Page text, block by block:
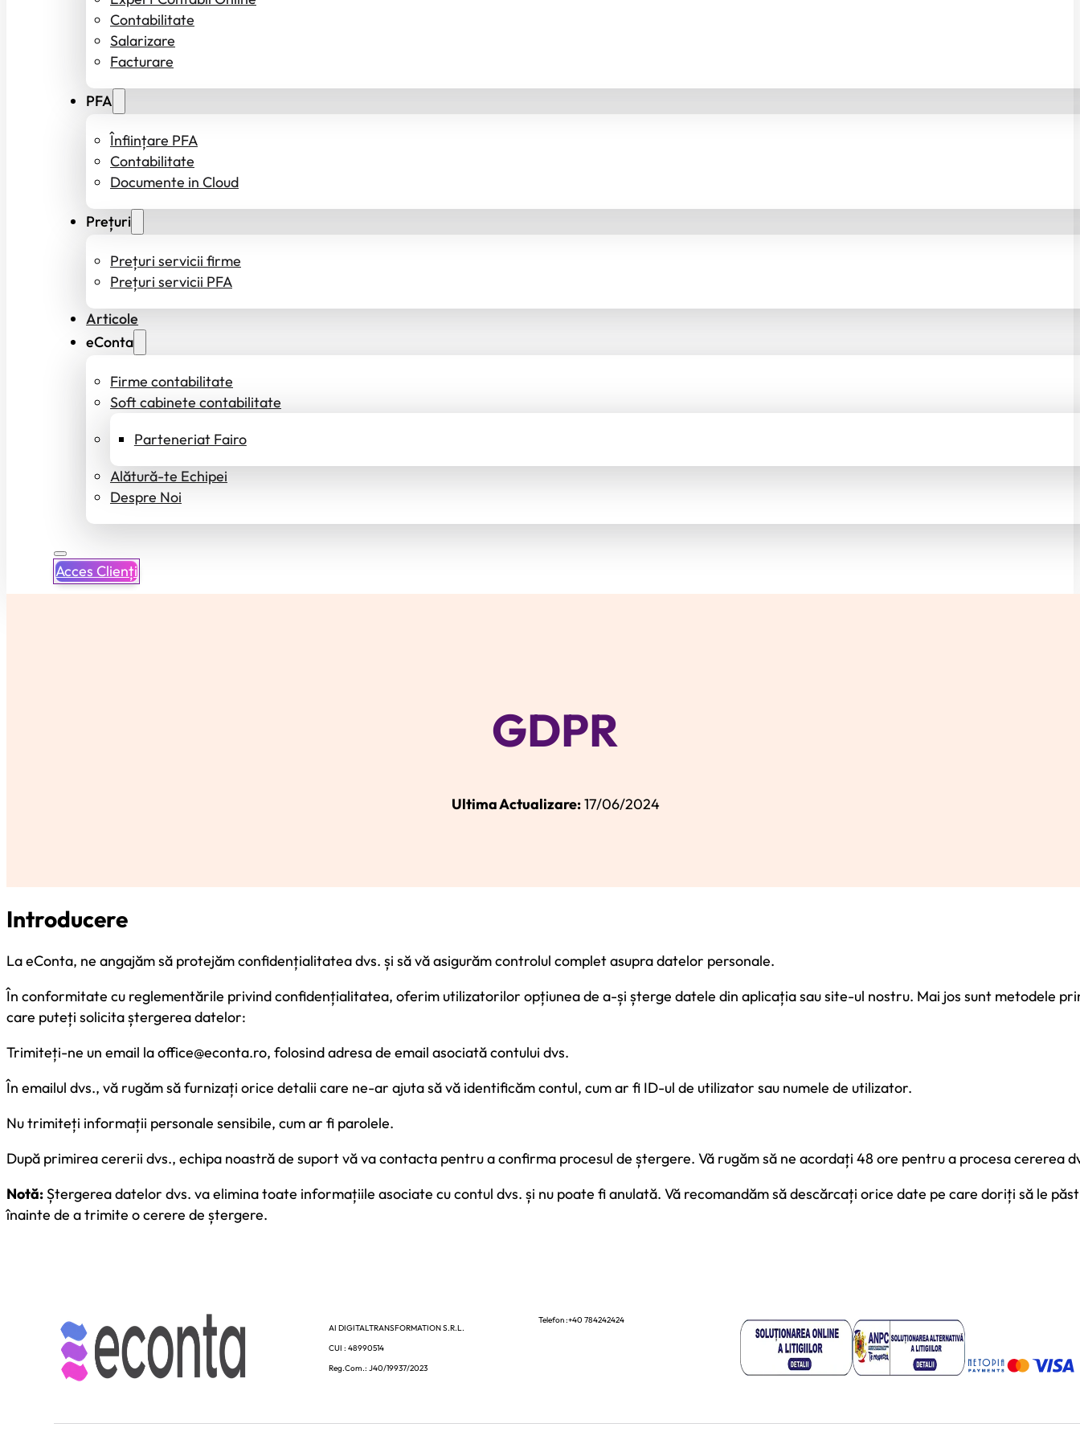
Contabilitate
Salarizare
Facturare
PFA
Înființare PFA
Contabilitate
Documente in Cloud
Prețuri
Prețuri servicii firme
Prețuri servicii PFA
Articole
eConta
Firme contabilitate
Soft cabinete contabilitate
Parteneriat Fairo
Alătură-te Echipei
Despre Noi
Acces Clienți
GDPR
Ultima Actualizare:17/06/2024
Introducere
La eConta, ne angajăm să protejăm confidențialitatea dvs. și să vă asigurăm controlul complet asupra datelor personale.
În conformitate cu reglementările privind confidențialitatea, oferim utilizatorilor opțiunea de a-și șterge datele din aplicația sau site-ul nostru. Mai jos sunt metodele
care puteți solicita ștergerea datelor:
Trimiteți-ne un email la office@econta.ro, folosind adresa de email asociată contului dvs.
În emailul dvs., vă rugăm să furnizați orice detalii care ne-ar ajuta să vă identificăm contul, cum ar fi ID-ul de utilizator sau numele de utilizator.
Nu trimiteți informații personale sensibile, cum ar fi parolele.
După primirea cererii dvs., echipa noastră de suport vă va contacta pentru a confirma procesul de ștergere. Vă rugăm să ne acordați 48 ore pentru a procesa cererea
Notă:Ștergerea datelor dvs. va elimina toate informațiile asociate cu contul dvs. și nu poate fi anulată. Vă recomandăm să descărcați orice date pe care doriți să le
înainte de a trimite o cerere de ștergere.
AI DIGITALTRANSFORMATION S.R.L.
CUI : 48990514
Reg.Com.: J40/19937/2023
Telefon :+40 784242424